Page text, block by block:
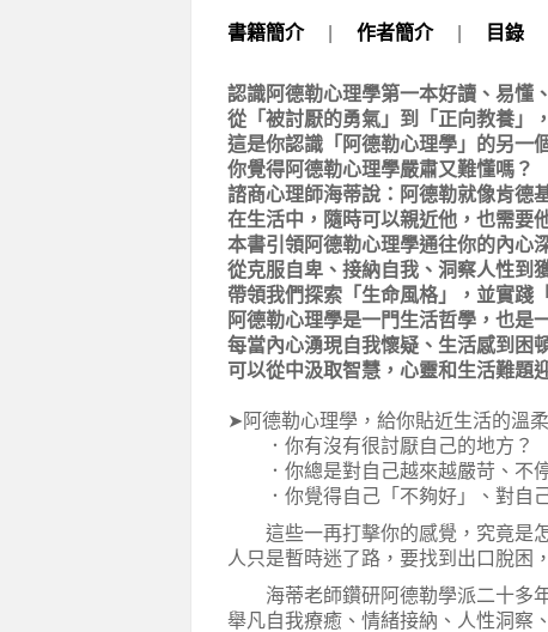
書籍簡介 作者簡介 目錄
認識阿德勒心理學第一本好讀、易懂
從「被討厭的勇氣」到「正向教養」，
這是你認識「阿德勒心理學」的另一
你覺得阿德勒心理學嚴肅又難懂嗎？
諮商心理師海蒂說：阿德勒就像肯德
在生活中，隨時可以親近他，也需要
本書引領阿德勒心理學通往你的內心
從克服自卑、接納自我、洞察人性到
帶領我們探索「生命風格」，並實踐
阿德勒心理學是一門生活哲學，也是
每當內心湧現自我懷疑、生活感到困
可以從中汲取智慧，心靈和生活難題
➤阿德勒心理學，給你貼近生活的溫
．你有沒有很討厭自己的地方？
．你總是對自己越來越嚴苛、不停
．你覺得自己「不夠好」、對自己
這些一再打擊你的感覺，究竟是怎
人只是暫時迷了路，要找到出口脫困
海蒂老師鑽研阿德勒學派二十多年
舉凡自我療癒、情緒接納、人性洞察